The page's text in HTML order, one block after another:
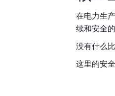
在电力生
续和安全的
没有什么
这里的安